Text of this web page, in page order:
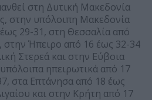
στη Δυτική Μακεδονία
στην υπόλοιπη Μακεδονία
29-31, στη Θεσσαλία από
στην Ήπειρο από 16 έως 32-34
Στερεά και στην Εύβοια
ηπειρωτικά από 17
στα Επτάνησα από 18 έως
και στην Κρήτη από 17